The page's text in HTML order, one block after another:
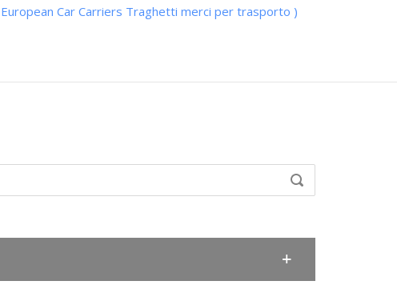
Car Carriers Traghetti merci per trasporto )
SEARCH